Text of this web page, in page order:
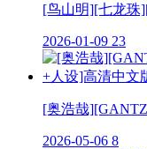
[鸟山明][七龙珠
2026-01-09 23
[奥浩哉
2026-05-06 8